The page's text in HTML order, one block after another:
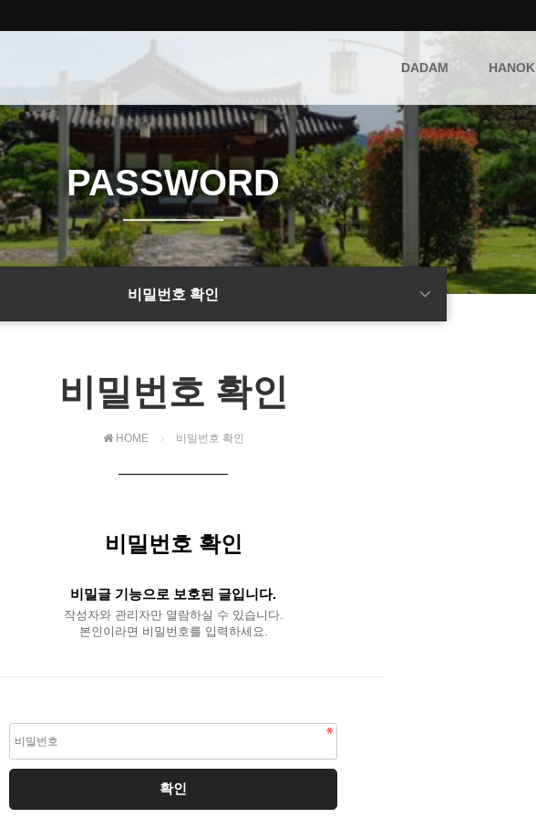
DADAM HANOK
PASSWORD
비밀번호 확인
비밀번호 확인
HOME 비밀번호 확인
비밀번호 확인
비밀글 기능으로 보호된 글입니다.
작성자와 관리자만 열람하실 수 있습니다.
본인이라면 비밀번호를 입력하세요.